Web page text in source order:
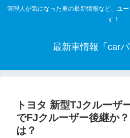
管理人が気になった車の最新情報など、ユ
す！
最新車情報「carパ
トヨタ 新型TJクルーザ
でFJクルーザー後継か
は？